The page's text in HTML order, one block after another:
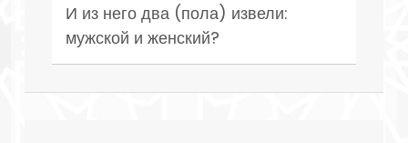
И из него два (пола) извели:
мужской и женский?